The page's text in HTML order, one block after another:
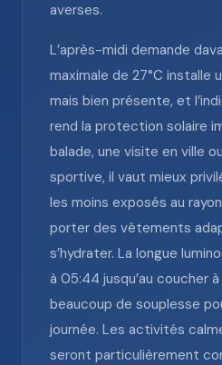
averses.
L’après-midi demande
maximale de 27°C installe
mais bien présente, et
rend la protection solaire
balade, une visite en ville
sportive, il vaut mieux
les moins exposés au
porter des vêtements
s’hydrater. La longue
à 05:44 jusqu’au coucher à
beaucoup de souplesse
journée. Les activités
seront particulièrement